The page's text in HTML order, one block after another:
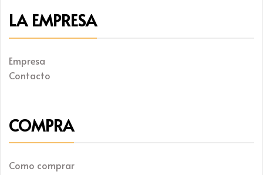
LA EMPRESA
Empresa
Contacto
COMPRA
Como comprar